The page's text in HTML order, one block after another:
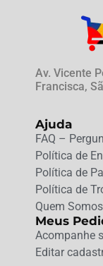
Av. Vicente
Francisca,
Ajuda
FAQ –
Política de
Política de
Política de
Quem Somos
Meus
Acompanhe
Editar